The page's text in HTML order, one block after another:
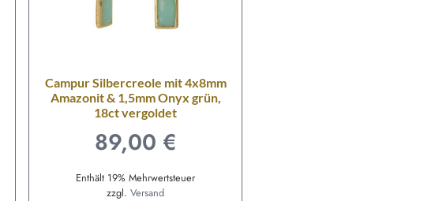
Campur Silbercreole mit 4x8mm
Amazonit & 1,5mm Onyx grün,
18ct vergoldet
89,00 €
Enthält 19% Mehrwertsteuer
zzgl.Versand